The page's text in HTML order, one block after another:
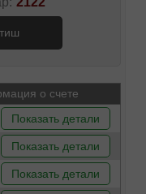
о счете
Показать детали
Показать детали
Показать детали